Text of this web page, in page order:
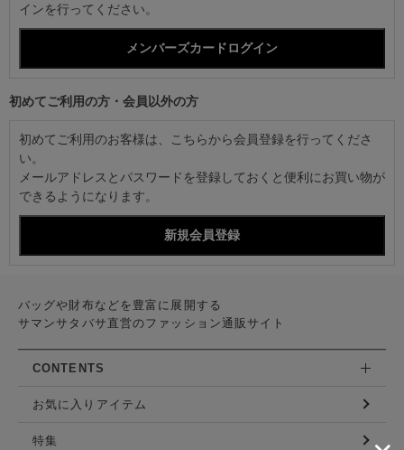
インを行ってください。
初めてご利用の方・会員以外の方
初めてご利用のお客様は、こちらから会員登録を行ってくださ
い。
メールアドレスとパスワードを登録しておくと便利にお買い物が
できるようになります。
バッグや財布などを豊富に展開する
サマンサタバサ直営のファッション通販サイト
CONTENTS
お気に入りアイテム
特集